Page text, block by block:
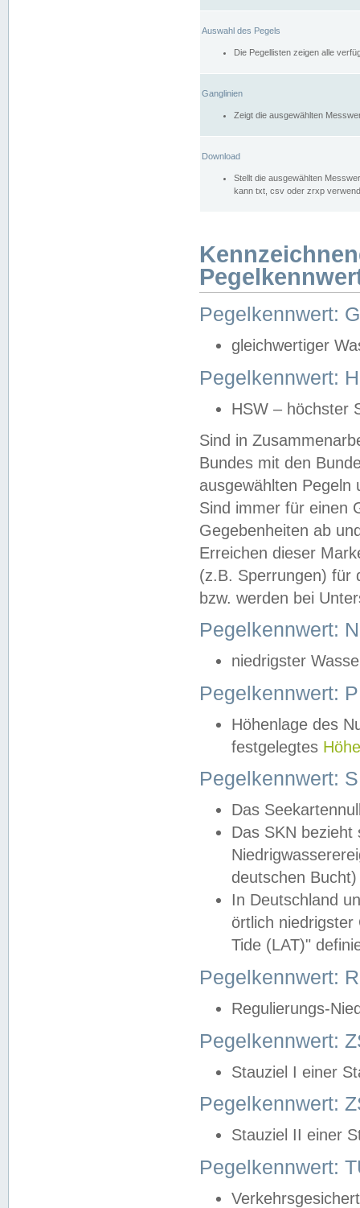
Auswahl des Pegels
Die Pegellisten zeigen alle
Ganglinien
Zeigt die ausgewählten
Download
Stellt die ausgewählten
kann txt, csv oder zrxp
Pegelkennwert:
gleichwertiger
Pegelkennwert:
HSW – höchster
Sind in
Bundes mit den
ausgewählten
Sind immer für einen
Gegebenheiten ab
Erreichen dieser
(z.B. Sperrungen) für
bzw. werden bei
Pegelkennwert:
niedrigster
Pegelkennwert:
Höhenlage des
festgelegtes
Pegelkennwert:
Das
Das SKN
deutschen
In Deutschland
örtlich
Tide (LAT)"
Pegelkennwert:
Regulierungs-
Pegelkennwert:
Stauziel I einer
Pegelkennwert:
Stauziel II einer
Pegelkennwert: